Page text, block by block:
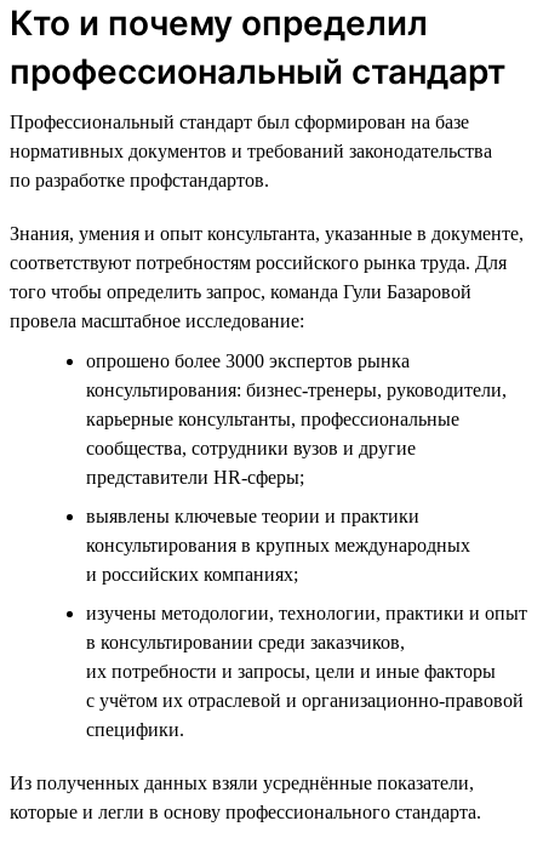
Кто и почему определил
профессиональный стандарт
Профессиональный стандарт был сформирован на базе
нормативных документов и требований законодательства
по разработке профстандартов.
Знания, умения и опыт консультанта, указанные в документе,
соответствуют потребностям российского рынка труда. Для
того чтобы определить запрос, команда Гули Базаровой
провела масштабное исследование:
опрошено более 3000 экспертов рынка
консультирования: бизнес-тренеры, руководители,
карьерные консультанты, профессиональные
сообщества, сотрудники вузов и другие
представители HR-сферы;
выявлены ключевые теории и практики
консультирования в крупных международных
и российских компаниях;
изучены методологии, технологии, практики и опыт
в консультировании среди заказчиков,
их потребности и запросы, цели и иные факторы
с учётом их отраслевой и организационно-правовой
специфики.
Из полученных данных взяли усреднённые показатели,
которые и легли в основу профессионального стандарта.